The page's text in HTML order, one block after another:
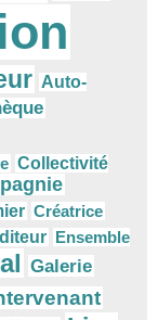
Auto-
Collectivité
Créatrice
Ensemble
Galerie